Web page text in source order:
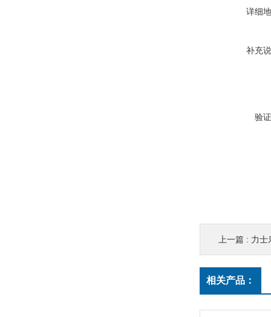
详细
补充
验
上一篇 : 力士
相关产品：